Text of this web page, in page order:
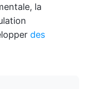
la
des